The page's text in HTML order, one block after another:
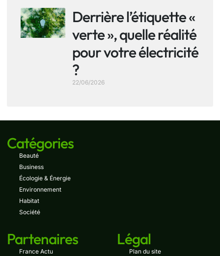
Derrière l’étiquette «
verte », quelle réalité
pour votre électricité
?
22/06/2026
Catégories
Beauté
Business
Écologie & Énergie
Environnement
Habitat
Société
Partenaires
France Actu
Légal
Plan du site